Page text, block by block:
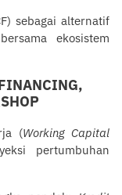
sebagai alternatif
ekosistem
(Working Capital
pertumbuhan